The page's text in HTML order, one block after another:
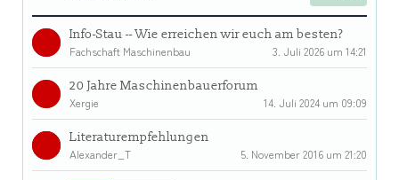
Info-Stau -- Wie erreichen wir euch am besten?
Fachschaft Maschinenbau
3. Juli 2026 um 14:21
20 Jahre Maschinenbauerforum
Xergie
14. Juli 2024 um 09:09
Literaturempfehlungen
Alexander_T
5. November 2016 um 21:20